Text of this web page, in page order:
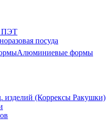
ПЭТ
посуда
Алюминиевые формы
изделий (Коррексы Ракушки)